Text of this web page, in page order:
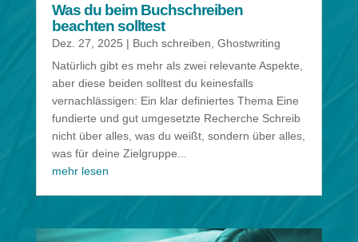
Was du beim Buchschreiben
beachten solltest
Dez. 27, 2025 | Buch schreiben Ghostwriting
Natürlich gibt es mehr als zwei relevante Aspekte,
aber diese beiden solltest du keinesfalls
vernachlässigen: Ein klar definiertes Thema Eine
fundierte und gut umgesetzte Recherche Schreib
nicht über alles, was du weißt, sondern über alles,
was für deine Zielgruppe...
mehr lesen